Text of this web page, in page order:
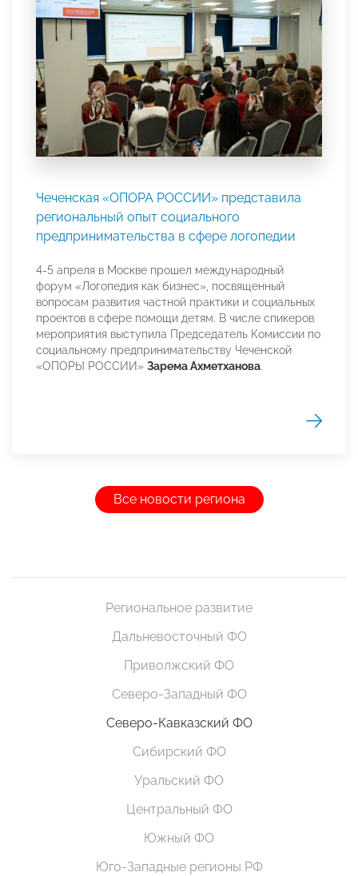
Чеченская «ОПОРА РОССИИ» представила
региональный опыт социального
предпринимательства в сфере логопедии
4-5 апреля в Москве прошел международный
форум «Логопедия как бизнес», посвященный
вопросам развития частной практики и социальных
проектов в сфере помощи детям. В числе спикеров
мероприятия выступила Председатель Комиссии по
социальному предпринимательству Чеченской
«ОПОРЫ РОССИИ» Зарема Ахметханова.
Все новости региона
Региональное развитие
Дальневосточный ФО
Приволжский ФО
Северо-Западный ФО
Северо-Кавказский ФО
Сибирский ФО
Уральский ФО
Центральный ФО
Южный ФО
Юго-Западные регионы РФ